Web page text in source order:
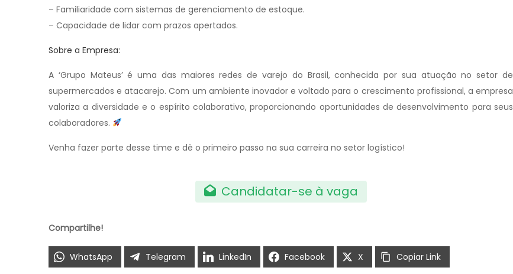
– Familiaridade com sistemas de gerenciamento de estoque.
– Capacidade de lidar com prazos apertados.
Sobre a Empresa:
A ‘Grupo Mateus’ é uma das maiores redes de varejo do Brasil, conhecida por sua atuação no setor de
supermercados e atacarejo. Com um ambiente inovador e voltado para o crescimento profissional, a empresa
valoriza a diversidade e o espírito colaborativo, proporcionando oportunidades de desenvolvimento para seus
colaboradores.
Venha fazer parte desse time e dê o primeiro passo na sua carreira no setor logístico!
Candidatar-se à vaga
Compartilhe!
WhatsApp Telegram LinkedIn Facebook X Copiar Link